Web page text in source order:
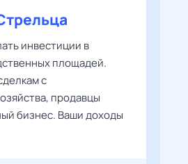
инвестиции в
площадей.
с
продавцы
бизнес. Ваши доходы